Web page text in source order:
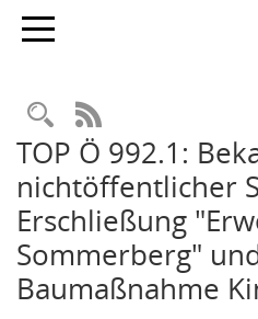
Toggle navigation
RSS-Feed
TOP Ö 992.1:
nichtöffentlicher
Erschließung
Sommerberg"
Baumaßnahme